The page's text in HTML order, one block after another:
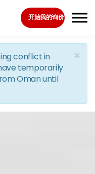
开始我的询价
×
conflict in
temporarily
Oman until